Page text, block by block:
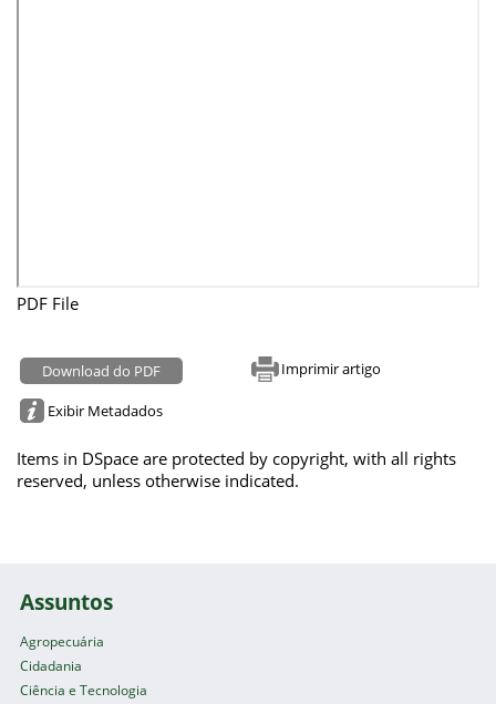
PDF File
Download do PDF Imprimir artigo
Exibir Metadados
Items in DSpace are protected by copyright, with all rights
reserved, unless otherwise indicated.
Assuntos
Agropecuária
Cidadania
Ciência e Tecnologia